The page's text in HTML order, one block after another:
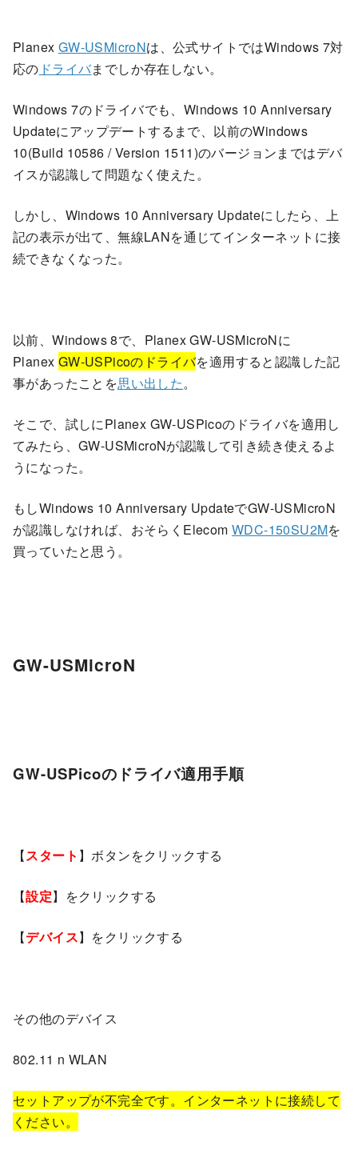
Planex GW-USMicroNは、公式サイトではWindows 7対
応の ドライバまでしか存在しない。
Windows 7のドライバでも、Windows 10 Anniversary
Updateにアップデートするまで、以前のWindows
10(Build 10586 / Version 1511)のバージョンまではデバ
イスが認識して問題なく使えた。
しかし、Windows 10 Anniversary Updateにしたら、上
記の表示が出て、無線LANを通じてインターネットに接
続できなくなった。
以前、Windows 8で、Planex GW-USMicroNに
Planex GW-USPicoのドライバを適用すると認識した記
事があったことを思い出した。
そこで、試しにPlanex GW-USPicoのドライバを適用し
てみたら、GW-USMicroNが認識して引き続き使えるよ
うになった。
もしWindows 10 Anniversary UpdateでGW-USMicroN
が認識しなければ、おそらくElecom WDC-150SU2Mを
買っていたと思う。
GW-USMicroN
GW-USPicoのドライバ適用手順
【スタート 】ボタンをクリックする
【設定】をクリックする
【デバイス】をクリックする
その他のデバイス
802.11 n WLAN
セットアップが不完全です。インターネットに接続して
ください。